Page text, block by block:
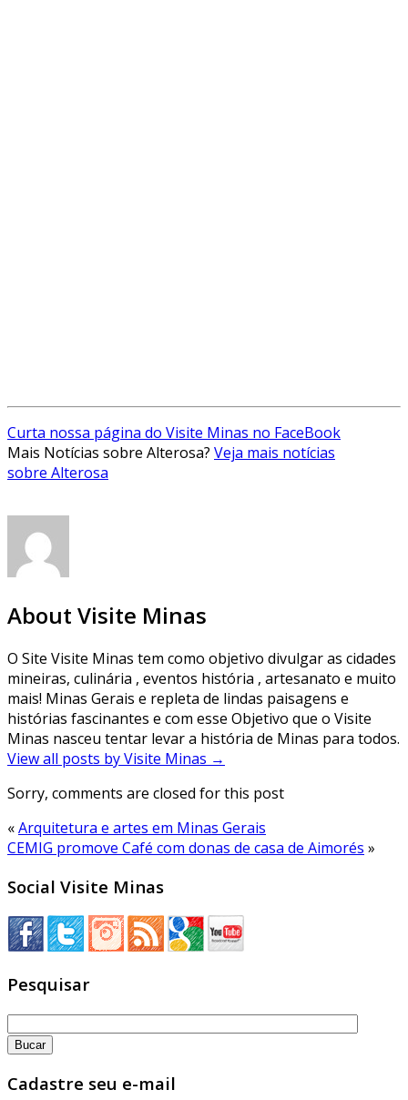
Curta nossa página do Visite Minas no FaceBook
Mais Notícias sobre Alterosa? Veja mais notícias
sobre Alterosa
About Visite Minas
O Site Visite Minas tem como objetivo divulgar as cidades
mineiras, culinária , eventos história , artesanato e muito
mais! Minas Gerais e repleta de lindas paisagens e
histórias fascinantes e com esse Objetivo que o Visite
Minas nasceu tentar levar a história de Minas para todos.
View all posts by Visite Minas →
Sorry, comments are closed for this post
«Arquitetura e artes em Minas Gerais
CEMIG promove Café com donas de casa de Aimorés »
Social Visite Minas
Pesquisar
Cadastre seu e-mail